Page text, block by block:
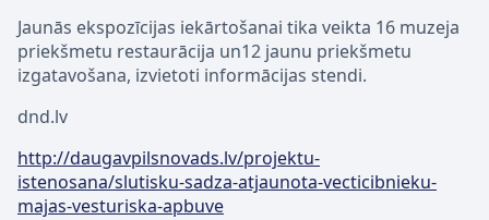
Jaunās ekspozīcijas iekārtošanai tika veikta 16 muzeja
priekšmetu restaurācija un12 jaunu priekšmetu
izgatavošana, izvietoti informācijas stendi.
dnd.lv
http://daugavpilsnovads.lv/projektu-
istenosana/slutisku-sadza-atjaunota-vecticibnieku-
majas-vesturiska-apbuve